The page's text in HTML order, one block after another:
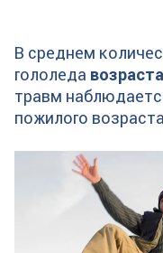
В среднем
гололеда
травм
пожилого